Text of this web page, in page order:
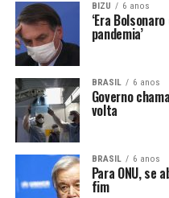
BIZU 6 anos
‘Era
pandemia’
BRASIL 6 anos
Governo
volta
BRASIL 6 anos
Para ONU, se
fim